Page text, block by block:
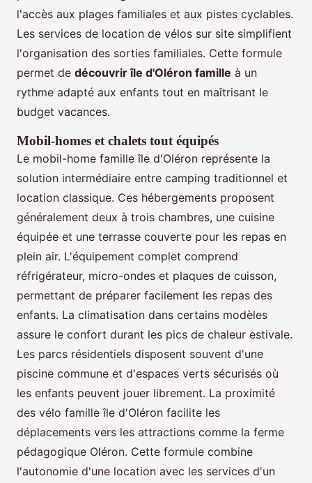
l'accès aux plages familiales et aux pistes cyclables.
Les services de location de vélos sur site simplifient
l'organisation des sorties familiales. Cette formule
permet de découvrir île d'Oléron famille à un
rythme adapté aux enfants tout en maîtrisant le
budget vacances.
Mobil-homes et chalets tout équipés
Le mobil-home famille île d'Oléron représente la
solution intermédiaire entre camping traditionnel et
location classique. Ces hébergements proposent
généralement deux à trois chambres, une cuisine
équipée et une terrasse couverte pour les repas en
plein air. L'équipement complet comprend
réfrigérateur, micro-ondes et plaques de cuisson,
permettant de préparer facilement les repas des
enfants. La climatisation dans certains modèles
assure le confort durant les pics de chaleur estivale.
Les parcs résidentiels disposent souvent d'une
piscine commune et d'espaces verts sécurisés où
les enfants peuvent jouer librement. La proximité
des vélo famille île d'Oléron facilite les
déplacements vers les attractions comme la ferme
pédagogique Oléron. Cette formule combine
l'autonomie d'une location avec les services d'un